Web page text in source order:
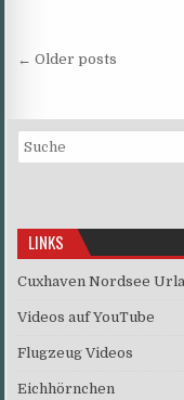
← Older posts
Suchen
LINKS
Cuxhaven Nordsee
Videos auf YouTube
Flugzeug Videos
Eichhörnchen